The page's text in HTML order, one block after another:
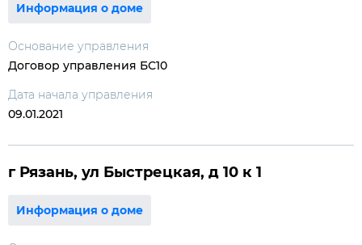
Информация о доме
Основание управления
Договор управления БС10
Дата начала управления
09.01.2021
г Рязань, ул Быстрецкая, д 10 к 1
Информация о доме